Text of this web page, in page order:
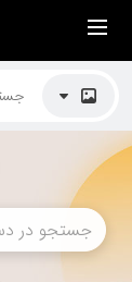
لیست
کاربرد